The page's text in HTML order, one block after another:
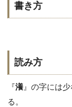
書き方
読み方
『瀁 』の字には少
る。